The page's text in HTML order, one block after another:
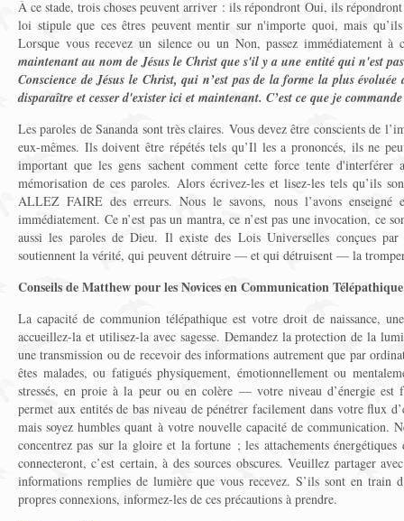
À ce stade, trois choses peuvent arriver : ils répondront Oui, ils
loi stipule que ces êtres peuvent mentir sur n'importe quoi, mais
Lorsque vous recevez un silence ou un Non, passez immédiatement
maintenant au nom de Jésus le Christ que s'il y a une entité qui n'est
Conscience de Jésus le Christ, qui n’est pas de la forme la plus évoluée
disparaître et cesser d'exister ici et maintenant. C’est ce que je
Les paroles de Sananda sont très claires. Vous devez être conscients de
eux-mêmes. Ils doivent être répétés tels qu’Il ​​les a prononcés, ils ne
important que les gens sachent comment cette force tente
mémorisation de ces paroles. Alors écrivez-les et lisez-les tels qu’ils
ALLEZ FAIRE des erreurs. Nous le savons, nous l’avons enseigné
immédiatement. Ce n’est pas un mantra, ce n’est pas une invocation, ce
aussi les paroles de Dieu. Il existe des Lois Universelles conçues
soutiennent la vérité, qui peuvent détruire — et qui détruisent — la
Conseils de Matthew pour les Novices en Communication Télépathique
La capacité de communion télépathique est votre droit de naissance,
accueillez-la et utilisez-la avec sagesse. Demandez la protection de la
une transmission ou de recevoir des informations autrement que par
êtes malades, ou fatigués physiquement, émotionnellement ou
stressés, en proie à la peur ou en colère — votre niveau d’énergie est
permet aux entités de bas niveau de pénétrer facilement dans votre flux
mais soyez humbles quant à votre nouvelle capacité de communication.
concentrez pas sur la gloire et la fortune ; les attachements énergétiques
connecteront, c’est certain, à des sources obscures. Veuillez partager
informations remplies de lumière que vous recevez. S’ils sont en train
propres connexions, informez-les de ces précautions à prendre.